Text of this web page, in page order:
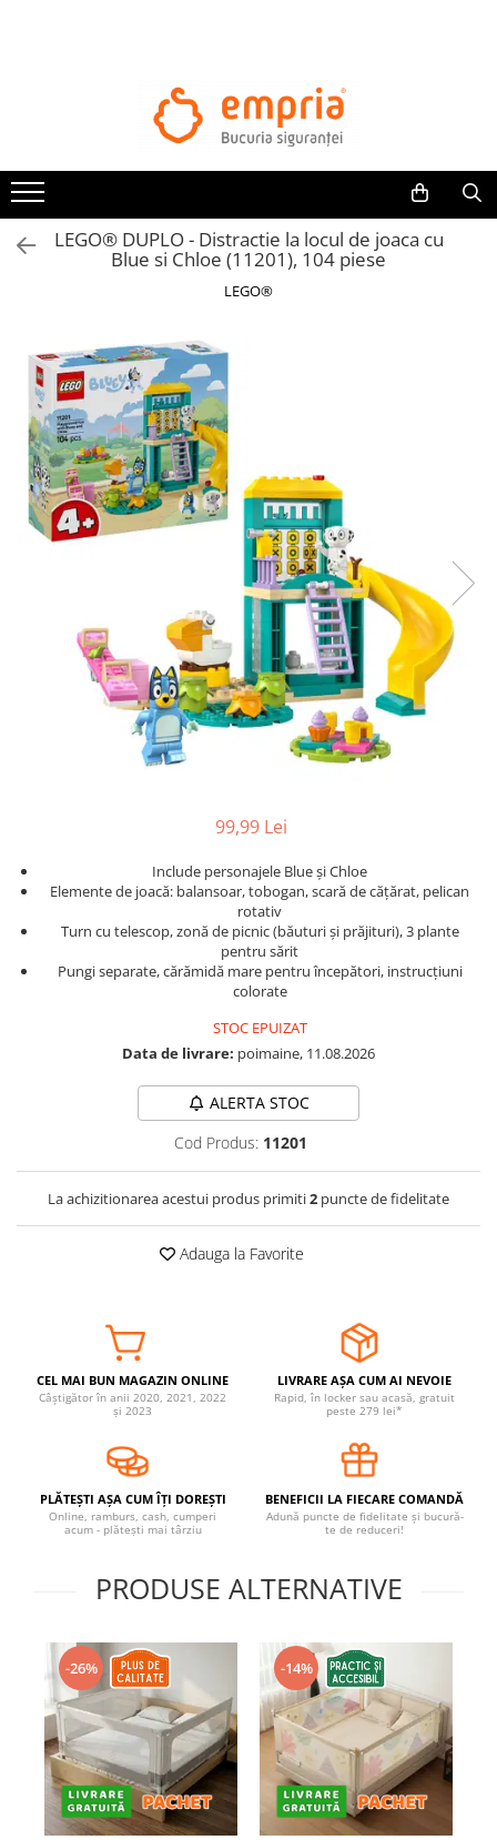
Bariere protectie pentru pat
Protectii mobilier
Banda protectie mobila copii
Sigurante pentru sertare si usi
Sigurante geamuri si usi glisante
Kituri de siguranta pentru copii si
bebelusi
Protectii casa
Protectii utile
Poarta siguranta copii
Deflectoare pentru aer conditionat
Protectii exterior
Casti antifonice pentru copii si
Echipament protectie bicicleta si
Accesorii auto copii
Ochelari de soare
Palarii protectie UV
Accesorii plaja
Puericultura mare
Carucioare si scaune auto
Igiena si ingrijire bebelusi
Accesorii bebelusi / nou-nascuti
Perne si saltele bebelusi
Jucarii copii si jocuri educative
Jocuri educative
Covorase ortopedice senzoriale
Cuburi magnetice JollyHeap®
Stikere decorative si covoare
Stickere decorative
Covorase de joaca
Ingrijire adulti
Siguranta animale companie
LEGO® DUPLO - Distractie la locul de joaca cu
Blue si Chloe (11201), 104 piese
LEGO®
99,99 Lei
Include personajele Blue și Chloe
Elemente de joacă: balansoar, tobogan, scară de cățărat, pelican
rotativ
Turn cu telescop, zonă de picnic (băuturi și prăjituri), 3 plante
pentru sărit
Pungi separate, cărămidă mare pentru începători, instrucțiuni
colorate
STOC EPUIZAT
Data de livrare: poimaine, 11.08.2026
ALERTA STOC
Cod Produs: 11201
La achizitionarea acestui produs primiti2 puncte de fidelitate
Adauga la Favorite
CEL MAI BUN MAGAZIN ONLINE
Câștigător în anii 2020, 2021, 2022
și 2023
LIVRARE AȘA CUM AI NEVOIE
Rapid, în locker sau acasă, gratuit
peste 279 lei*
PLĂTEȘTI AȘA CUM ÎȚI DOREȘTI
Online, ramburs, cash, cumperi
acum - plătești mai târziu
BENEFICII LA FIECARE COMANDĂ
Adună puncte de fidelitate și bucură-
te de reduceri!
PRODUSE ALTERNATIVE
-26% -14%